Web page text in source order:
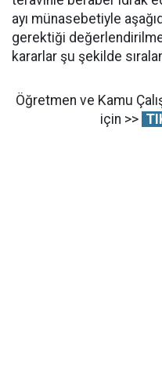
ayı münasebetiyle
gerektiği
kararlar şu şekilde
Öğretmen ve Kamu
için >>